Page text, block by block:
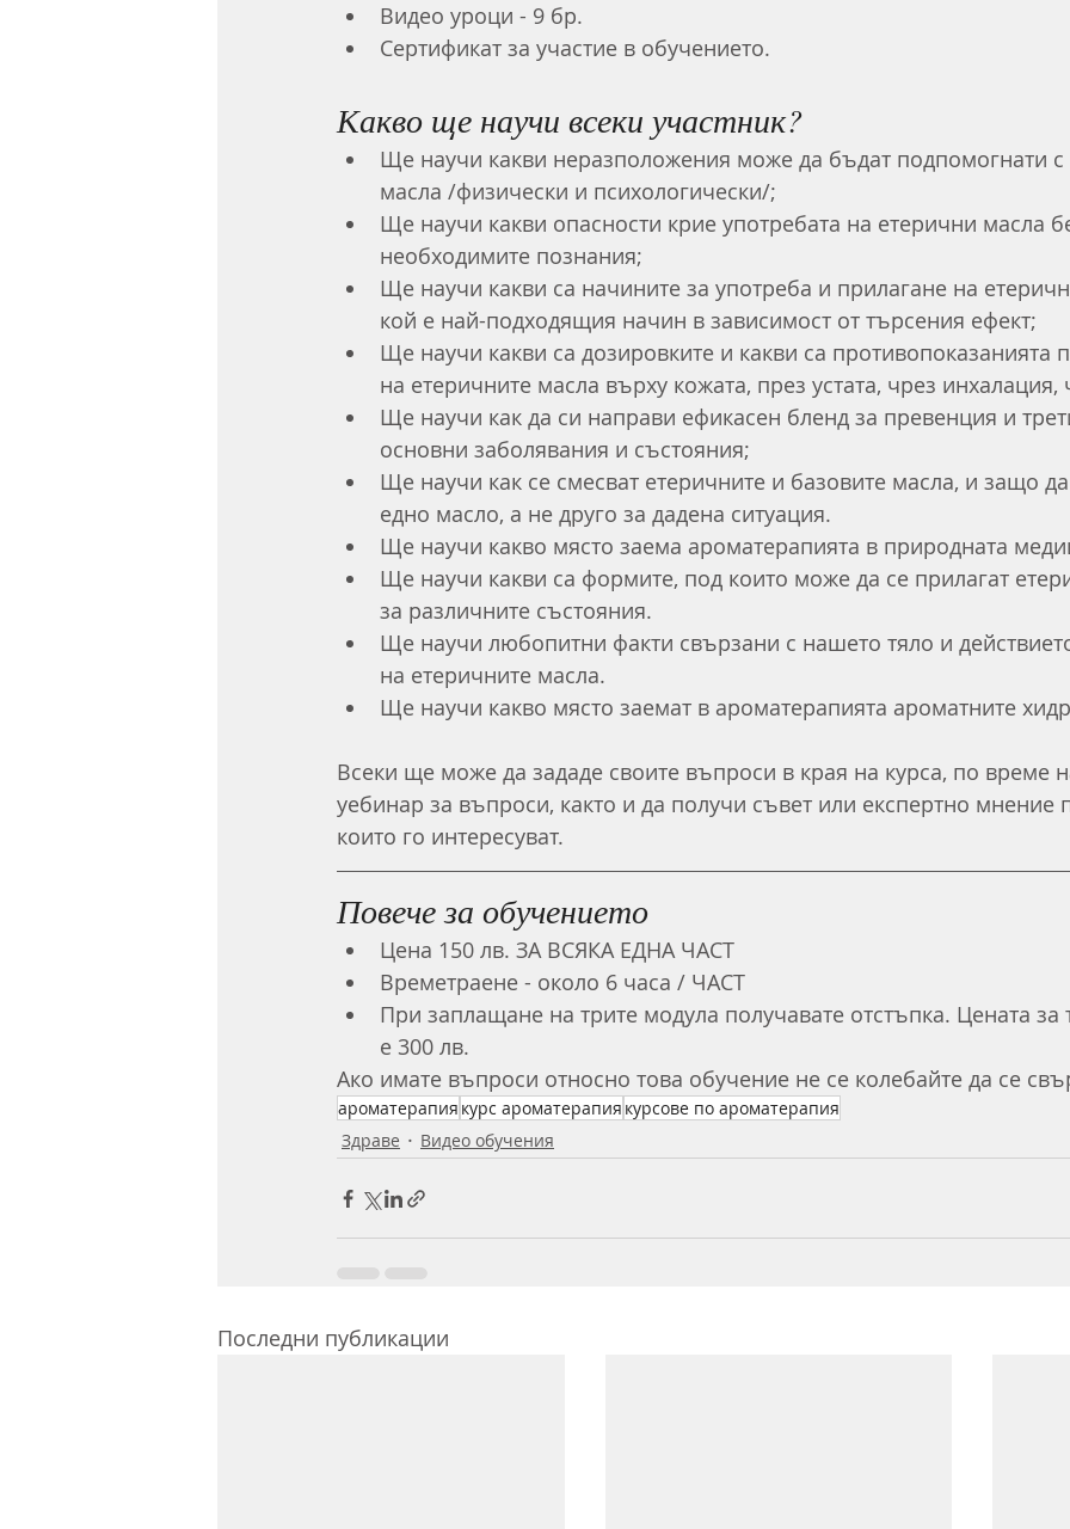
Видео уроци - 9 бр.
Сертификат за участие в обучението.
Какво ще научи всеки участник?
Ще научи какви неразположения може да бъдат подпомогнати с
масла /физически и психологически/;
Ще научи какви опасности крие употребата на етерични масла
необходимите познания;
Ще научи какви са начините за употреба и прилагане на
кой е най-подходящия начин в зависимост от търсения ефект;
Ще научи какви са дозировките и какви са противопоказанията
на етеричните масла върху кожата, през устата, чрез инхалация,
Ще научи как да си направи ефикасен бленд за превенция и
основни заболявания и състояния;
Ще научи как се смесват етеричните и базовите масла, и защо
едно масло, а не друго за дадена ситуация.
Ще научи какво място заема ароматерапията в природната
Ще научи какви са формите, под които може да се прилагат
за различните състояния.
Ще научи любопитни факти свързани с нашето тяло и
на етеричните масла.
Ще научи какво място заемат в ароматерапията ароматните
Всеки ще може да зададе своите въпроси в края на курса, по време
уебинар за въпроси, както и да получи съвет или експертно мнение
които го интересуват.
Повече за обучението
Цена 150 лв. ЗА ВСЯКА ЕДНА ЧАСТ
Времетраене - около 6 часа / ЧАСТ
При заплащане на трите модула получавате отстъпка. Цената за
е 300 лв.
Ако имате въпроси относно това обучение не се колебайте да се
ароматерапия курс ароматерапия курсове по ароматерапия
Здраве
Видео обучения
Последни публикации